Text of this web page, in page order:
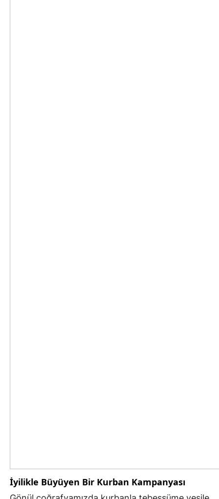
İyilikle Büyüyen Bir Kurban Kampanyası